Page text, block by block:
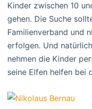
Kinder zwischen 10
gehen. Die Suche
Familienverband und
erfolgen. Und
nehmen die Kinder
seine Elfen helfen bei